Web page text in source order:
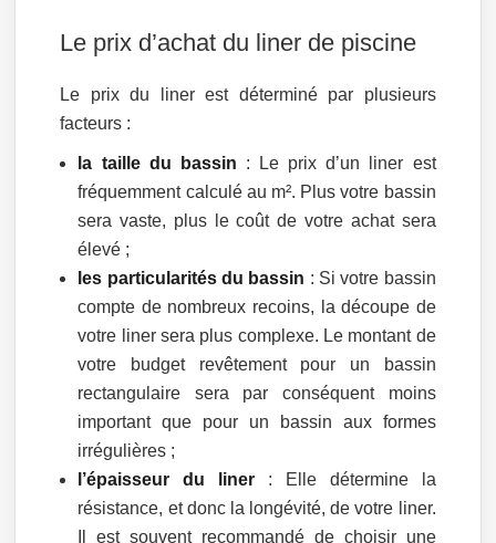
Le prix d’achat du liner de piscine
Le prix du liner est déterminé par plusieurs
facteurs :
la taille du bassin : Le prix d’un liner est
fréquemment calculé au m². Plus votre bassin
sera vaste, plus le coût de votre achat sera
élevé ;
les particularités du bassin : Si votre bassin
compte de nombreux recoins, la découpe de
votre liner sera plus complexe. Le montant de
votre budget revêtement pour un bassin
rectangulaire sera par conséquent moins
important que pour un bassin aux formes
irrégulières ;
l’épaisseur du liner : Elle détermine la
résistance, et donc la longévité, de votre liner.
Il est souvent recommandé de choisir une